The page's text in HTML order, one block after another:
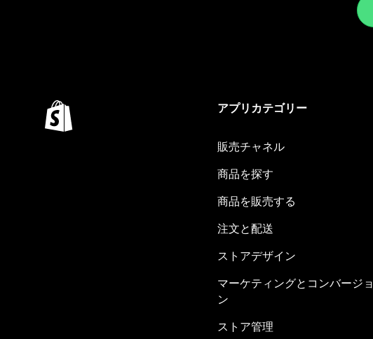
アプリカテゴリー
販売チャネル
商品を探す
商品を販売する
注文と配送
ストアデザイン
マーケティングとコンバージョ
ン
ストア管理